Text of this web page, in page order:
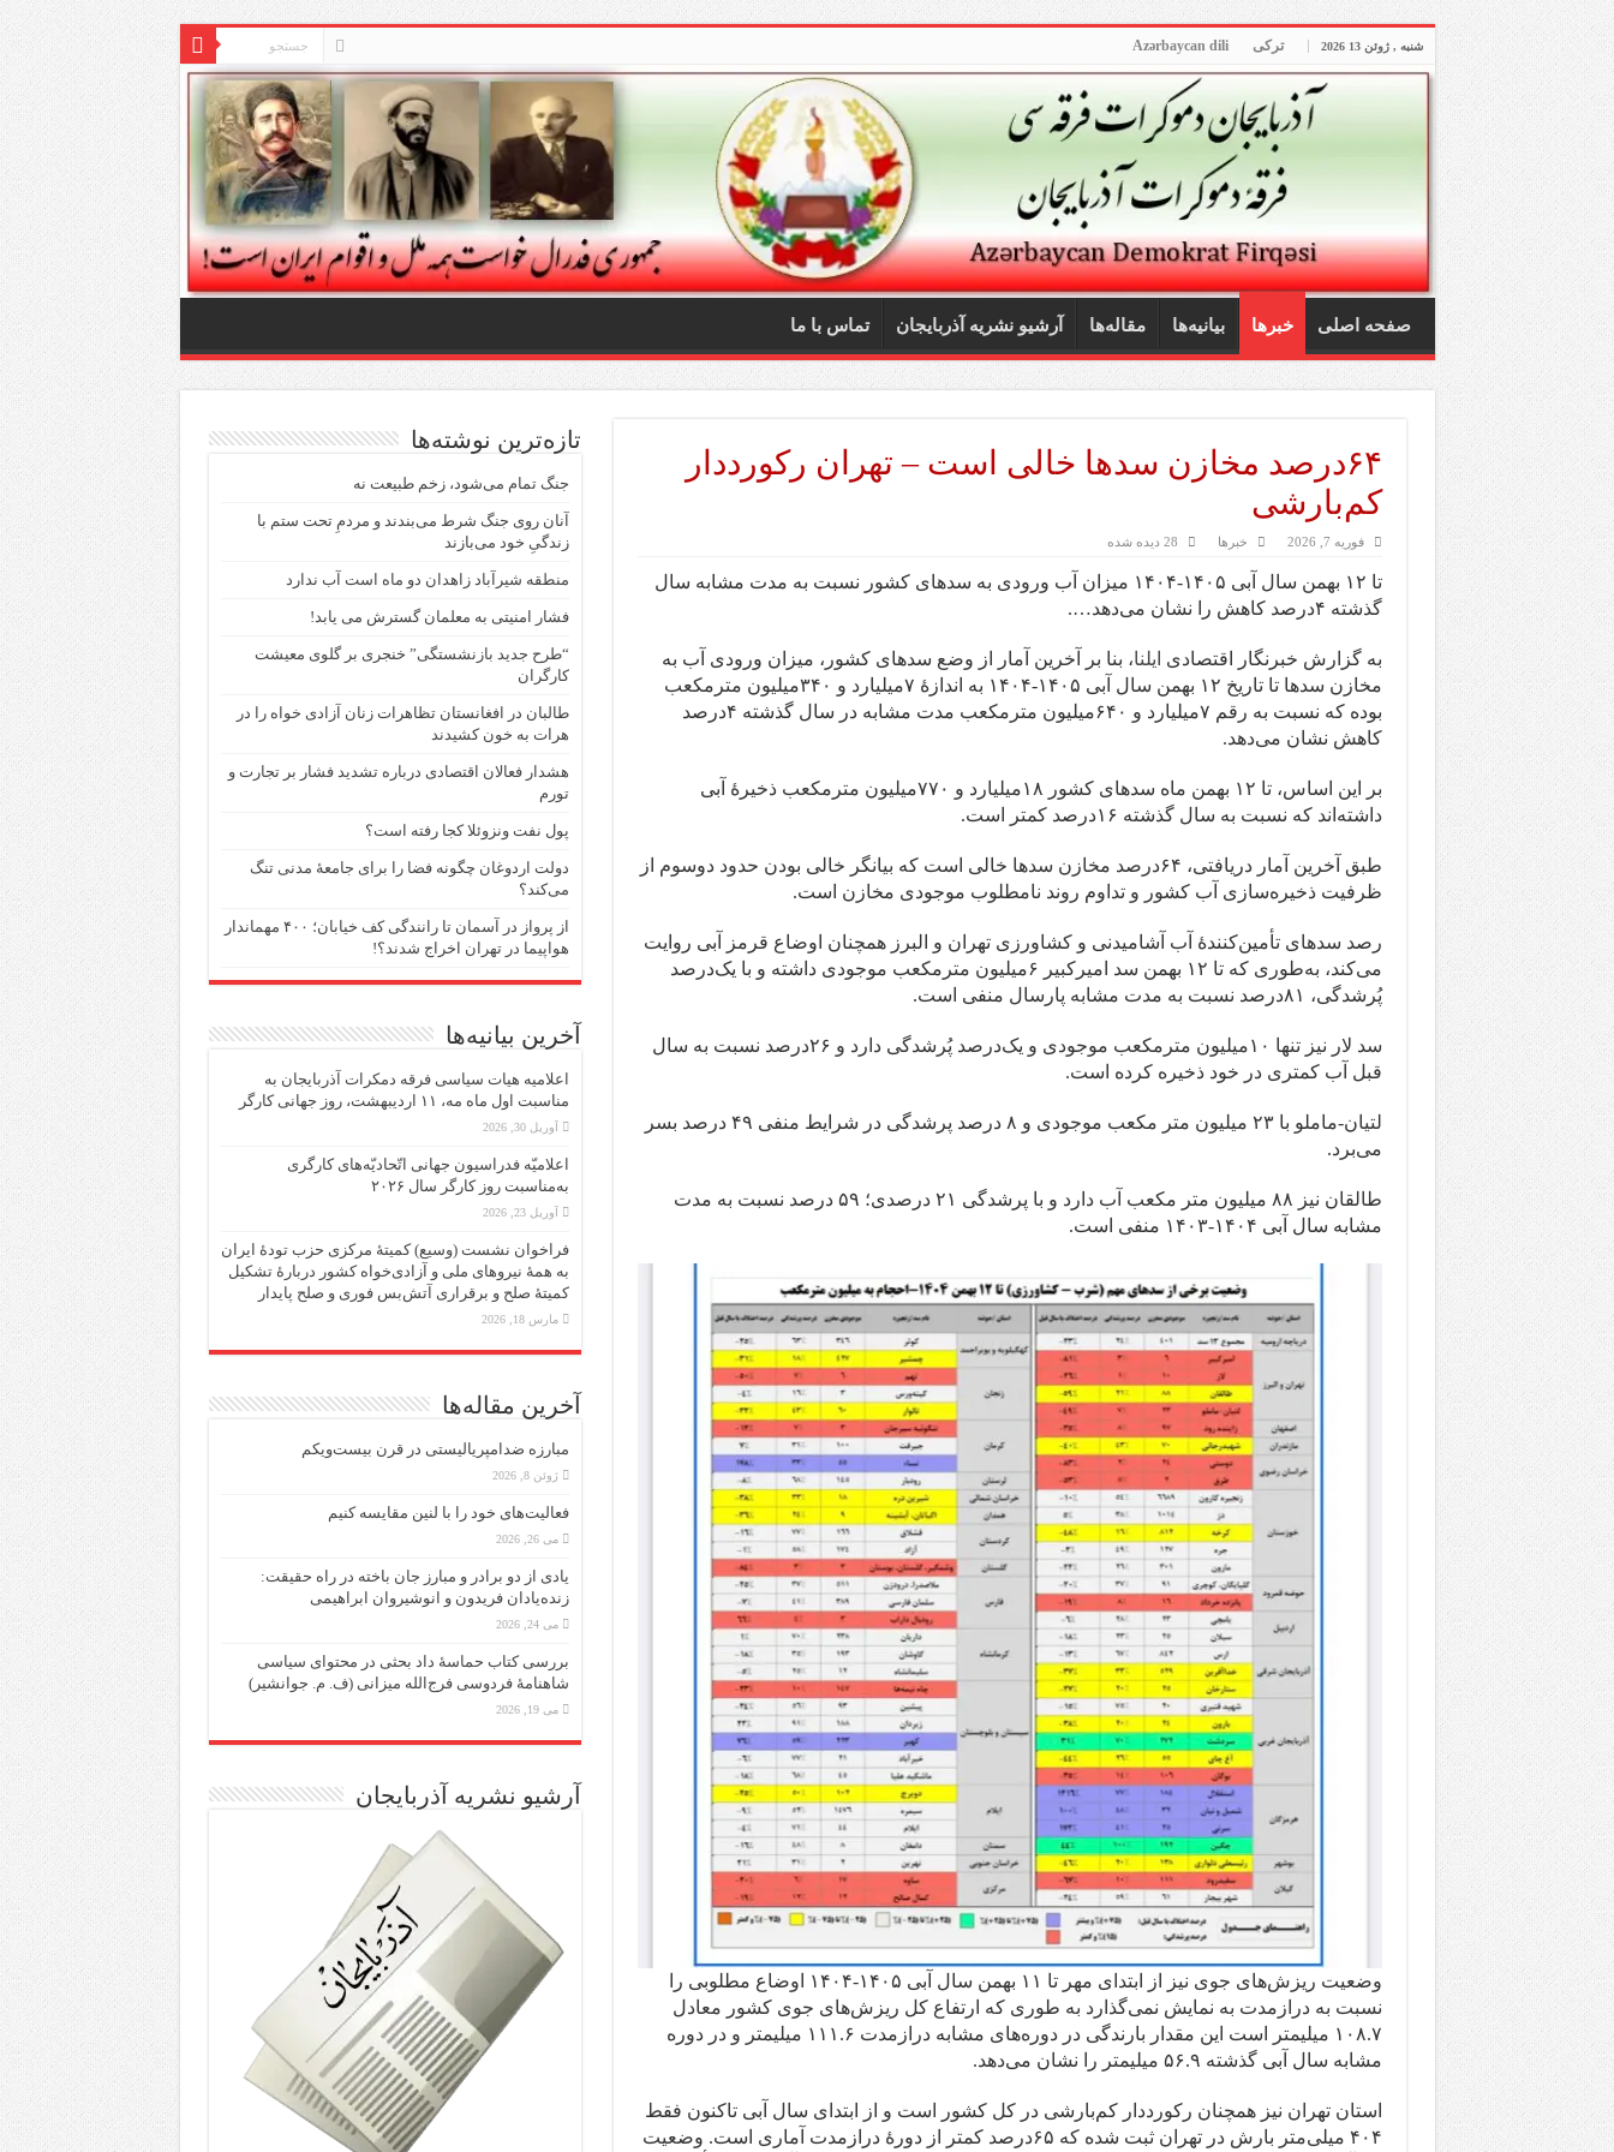
شنبه , ژوئن 13 2026 ترکی Azərbaycan dili
صفحه اصلی خبرها بیانیه‌ها مقاله‌ها آرشیو نشریه آذربایجان تماس با ما
۶۴درصد مخازن سدها خالی است – تهران رکورددار
کم‌بارشی
فوریه 7, 2026 خبرها 28 دیده شده
تا ۱۲ بهمن سال آبی ۱۴۰۵-۱۴۰۴ میزان آب ورودی به سدهای کشور نسبت به مدت مشابه سال
گذشته ۴درصد کاهش را نشان می‌دهد….
به گزارش خبرنگار اقتصادی ایلنا، بنا بر آخرین آمار از وضع سدهای کشور، میزان ورودی آب به
مخازن سدها تا تاریخ ۱۲ بهمن سال آبی ۱۴۰۵-۱۴۰۴ به اندازهٔ ۷میلیارد و ۳۴۰میلیون مترمکعب
بوده که نسبت به رقم ۷میلیارد و ۶۴۰میلیون مترمکعب مدت مشابه در سال گذشته ۴درصد
کاهش نشان می‌دهد.
بر این اساس، تا ۱۲ بهمن ماه سدهای کشور ۱۸میلیارد و ۷۷۰میلیون مترمکعب ذخیرهٔ آبی
داشته‌اند که نسبت به سال گذشته ۱۶درصد کمتر است.
طبق آخرین آمار دریافتی، ۶۴درصد مخازن سدها خالی است که بیانگر خالی بودن حدود دوسوم از
ظرفیت ذخیره‌سازی آب کشور و تداوم روند نامطلوب موجودی مخازن است.
رصد سدهای تأمین‌کنندهٔ آب آشامیدنی و کشاورزی تهران و البرز همچنان اوضاع قرمز آبی روایت
می‌کند، به‌طوری که تا ۱۲ بهمن سد امیرکبیر ۶میلیون مترمکعب موجودی داشته و با یک‌درصد
پُرشدگی، ۸۱درصد نسبت به مدت مشابه پارسال منفی است.
سد لار نیز تنها ۱۰میلیون مترمکعب موجودی و یک‌درصد پُرشدگی دارد و ۲۶درصد نسبت به سال
قبل آب کمتری در خود ذخیره کرده است.
لتیان-ماملو با ۲۳ میلیون متر مکعب موجودی و ۸ درصد پرشدگی در شرایط منفی ۴۹ درصد بسر
می‌برد.
طالقان نیز ۸۸ میلیون متر مکعب آب دارد و با پرشدگی ۲۱ درصدی؛ ۵۹ درصد نسبت به مدت
مشابه سال آبی ۱۴۰۴-۱۴۰۳ منفی است.
وضعیت ریزش‌های جوی نیز از ابتدای مهر تا ۱۱ بهمن سال آبی ۱۴۰۵-۱۴۰۴ اوضاع مطلوبی را
نسبت به درازمدت به نمایش نمی‌گذارد به طوری که ارتفاع کل ریزش‌های جوی کشور معادل
۱۰۸.۷ میلیمتر است این مقدار بارندگی در دوره‌های مشابه درازمدت ۱۱۱.۶ میلیمتر و در دوره
مشابه سال آبی گذشته ۵۶.۹ میلیمتر را نشان می‌دهد.
استان تهران نیز همچنان رکورددار کم‌بارشی در کل کشور است و از ابتدای سال آبی تاکنون فقط
۴۰۴ میلی‌متر بارش در تهران ثبت شده که ۶۵درصد کمتر از دورهٔ درازمدت آماری است. وضعیت
تازه‌ترین نوشته‌ها
جنگ تمام می‌شود، زخم طبیعت نه
آنان روی جنگ شرط می‌بندند و مردمِ تحت ستم با
زندگیِ خود می‌بازند
منطقه شیرآباد زاهدان دو ماه است آب ندارد
فشار امنیتی به معلمان گسترش می یابد!
“طرح جدید بازنشستگی” خنجری بر گلوی معیشت
کارگران
طالبان در افغانستان تظاهرات زنان آزادی خواه را در
هرات به خون کشیدند
هشدار فعالان اقتصادی درباره تشدید فشار بر تجارت و
تورم
پول نفت ونزوئلا کجا رفته است؟
دولت اردوغان چگونه فضا را برای جامعهٔ مدنی تنگ
می‌کند؟
از پرواز در آسمان تا رانندگی کف خیابان؛ ۴۰۰ مهماندار
هواپیما در تهران اخراج شدند؟!
آخرین بیانیه‌ها
اعلامیه هیات سیاسی فرقه دمکرات آذربایجان به
مناسبت اول ماه مه، ۱۱ اردیبهشت، روز جهانی کارگر
آوریل 30, 2026
اعلامیّه فدراسیون جهانی اتّحادیّه‌های کارگری
به‌مناسبت روز کارگر سال ۲۰۲۶
آوریل 23, 2026
فراخوان نشست (وسیع)‌ کمیتهٔ‌ مرکزی حزب تودهٔ ایران
به همهٔ نیروهای ملی و آزادی‌خواه کشور دربارهٔ تشکیل
کمیتهٔ صلح و برقراری آتش‌بس فوری و صلح پایدار
مارس 18, 2026
آخرین مقاله‌ها
مبارزه ضد‌امپریالیستی در قرن بیست‌ویکم
ژوئن 8, 2026
فعالیت‌های خود را با لنین مقایسه کنیم
می 26, 2026
یادی از دو برادر و مبارز جان باخته در راه حقیقت:
زنده‌یادان فریدون و انوشیروان ابراهیمی
می 24, 2026
بررسی کتاب حماسۀ داد بحثی در محتوای سیاسی
شاهنامۀ فردوسی فرج‌الله میزانی (ف. م. جوانشیر)
می 19, 2026
آرشیو نشریه آذربایجان